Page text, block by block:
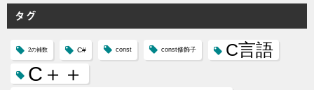
リ
ー
タグ
2の補数 C# const const修飾子 C言語
C＋＋